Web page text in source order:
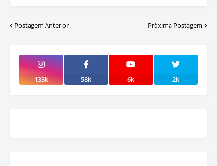
Postagem Anterior Próxima Postagem
133k 58k 6k 2k